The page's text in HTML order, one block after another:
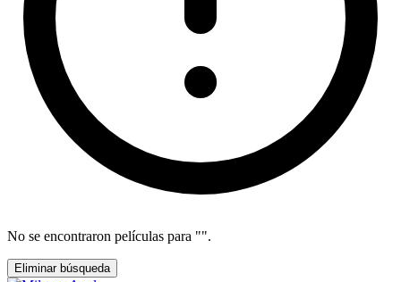
No se encontraron películas para "".
Eliminar búsqueda